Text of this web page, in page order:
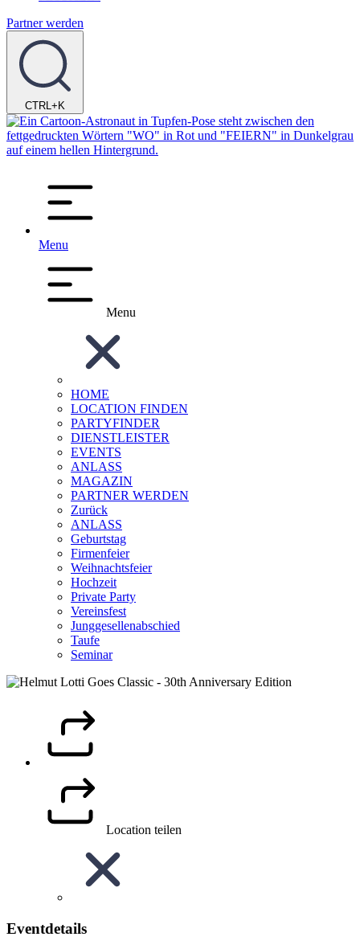
Partner werden
CTRL+K
Menu
Menu
HOME
LOCATION FINDEN
PARTYFINDER
DIENSTLEISTER
EVENTS
ANLASS
MAGAZIN
PARTNER WERDEN
Zurück
ANLASS
Geburtstag
Firmenfeier
Weihnachtsfeier
Hochzeit
Private Party
Vereinsfest
Junggesellenabschied
Taufe
Seminar
Location teilen
Eventdetails